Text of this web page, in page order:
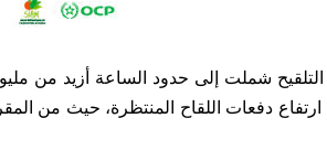
شملت إلى حدود الساعة أزيد من
ارتفاع دفعات اللقاح المنتظرة، حيث من